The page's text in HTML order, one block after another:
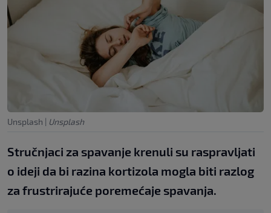
Unsplash | Unsplash
Stručnjaci za spavanje krenuli su raspravljati
o ideji da bi razina kortizola mogla biti razlog
za frustrirajuće poremećaje spavanja.